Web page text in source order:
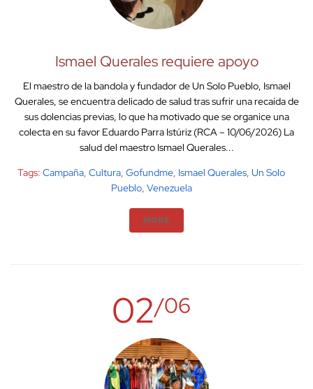
Ismael Querales requiere apoyo
El maestro de la bandola y fundador de Un Solo Pueblo, Ismael
Querales, se encuentra delicado de salud tras sufrir una recaída de
sus dolencias previas, lo que ha motivado que se organice una
colecta en su favor Eduardo Parra Istúriz (RCA – 10/06/2026) La
salud del maestro Ismael Querales...
Tags: Campaña, Cultura, Gofundme, Ismael Querales, Un Solo
Pueblo, Venezuela
MORE
02/06